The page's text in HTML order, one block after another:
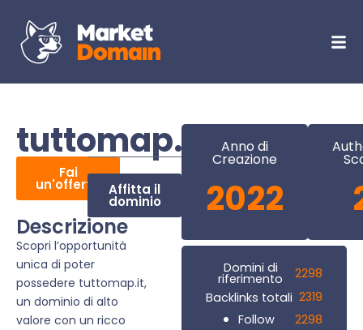
tuttomap.it
Fai
un'offerta Affitta il
dominio
Descrizione
Scopri l’opportunità
unica di poter
possedere tuttomap.it,
un dominio di alto
valore con un ricco
Anno di
Creazione
2022
Domini di
riferimento
2298
Backlinks totali 2319
Follow
2298